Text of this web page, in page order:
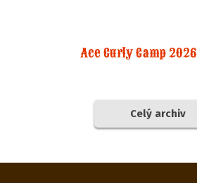
Ace Curly Camp 2026
Celý archiv